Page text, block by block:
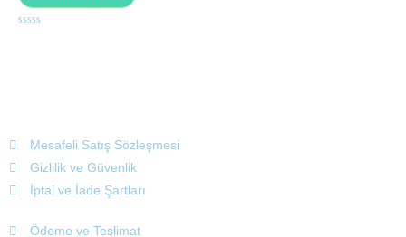
Mesafeli Satış Sözleşmesi
Gizlilik ve Güvenlik
İptal ve İade Şartları
Ödeme ve Teslimat